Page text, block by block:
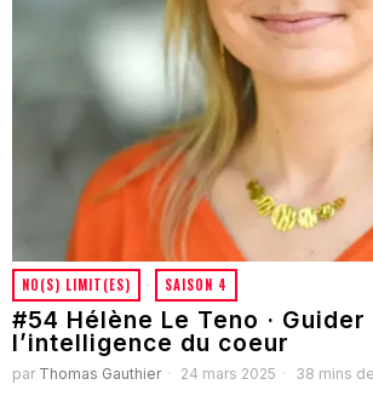
NO(S) LIMIT(ES) · SAISON 4
#54 Hélène Le Teno · Guider
l’intelligence du coeur
par Thomas Gauthier 24 mars 2025 38 mins